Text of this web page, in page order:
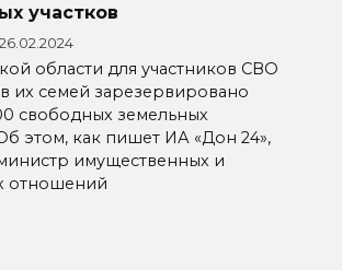
участков
26.02.2024
области для участников СВО
их семей зарезервировано
свободных земельных
этом, как пишет ИА «Дон 24»,
имущественных и
отношений